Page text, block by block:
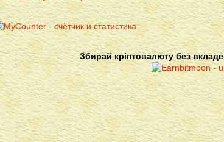
Збирай кріптовалюту без